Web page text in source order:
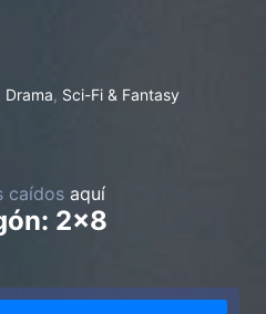
Drama, Sci-Fi & Fantasy
caídos aquí
2x8